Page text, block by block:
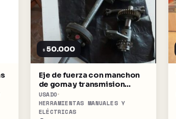
$ 50.000
Eje de fuerza con manchon
de goma y transmision
helicoidal
USADO
HERRAMIENTAS MANUALES Y
ELÉCTRICAS